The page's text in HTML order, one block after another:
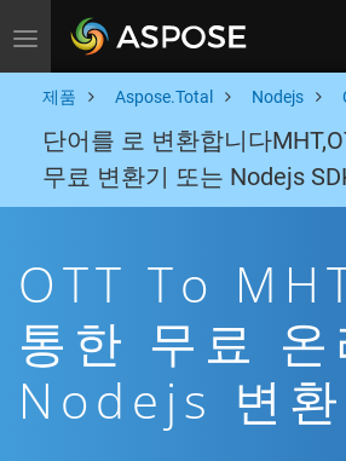
Toggle navigation
제품 Aspose.Total Nodejs
단어를 로 변환합니다
무료 변환기 또는 Nodejs
OTT To
통한 무료 온
Nodejs 변